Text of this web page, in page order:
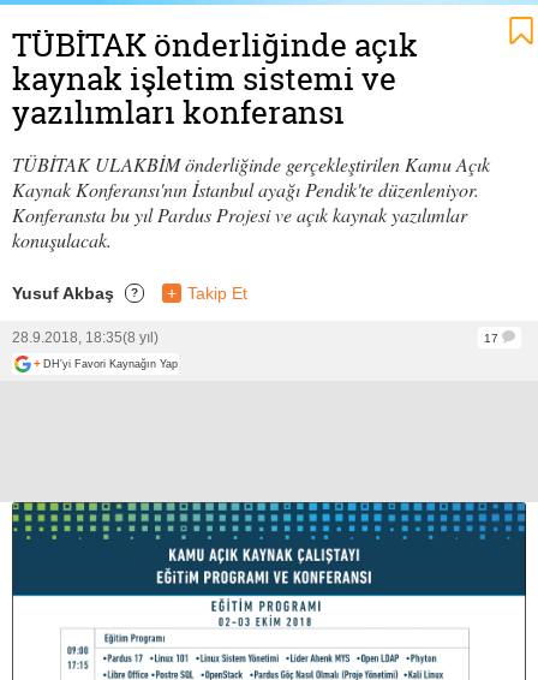
TÜBİTAK önderliğinde açık
kaynak işletim sistemi ve
yazılımları konferansı
TÜBİTAK ULAKBİM önderliğinde gerçekleştirilen Kamu Açık
Kaynak Konferansı'nın İstanbul ayağı Pendik'te düzenleniyor.
Konferansta bu yıl Pardus Projesi ve açık kaynak yazılımlar
konuşulacak.
Yusuf Akbaş ? + Takip Et
28.9.2018, 18:35(8 yıl)
17
+ DH'yi Favori Kaynağın Yap